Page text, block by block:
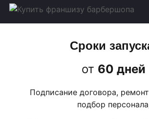
Сроки
от 60 дней
Подписание договора,
подбор